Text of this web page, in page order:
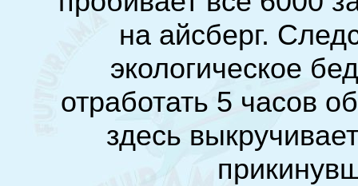
на айсберг.
экологическое
отработать 5 часов
здесь